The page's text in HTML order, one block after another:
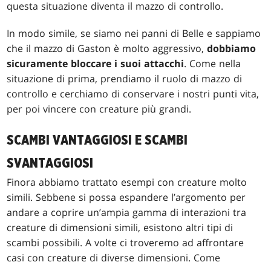
questa situazione diventa il mazzo di controllo.
In modo simile, se siamo nei panni di Belle e sappiamo
che il mazzo di Gaston è molto aggressivo,dobbiamo
sicuramente bloccare i suoi attacchi. Come nella
situazione di prima, prendiamo il ruolo di mazzo di
controllo e cerchiamo di conservare i nostri punti vita,
per poi vincere con creature più grandi.
SCAMBI VANTAGGIOSI E SCAMBI
SVANTAGGIOSI
Finora abbiamo trattato esempi con creature molto
simili. Sebbene si possa espandere l’argomento per
andare a coprire un’ampia gamma di interazioni tra
creature di dimensioni simili, esistono altri tipi di
scambi possibili. A volte ci troveremo ad affrontare
casi con creature di diverse dimensioni. Come